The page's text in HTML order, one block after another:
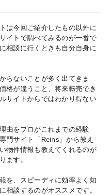
は今回ご紹介したもの以外に
イトで調べてみるのが一番で
相談に行くときも自分自身に
らないことが多く出てきま
格が違うこと、将来転売でき
サイトからではわかり得ない
由をプロがこれまでの経験
門サイト「Reins」から教え
物件情報も教えてくれるのが
ます。
を、スピーディに効率よく知
相談するのがオススメです。